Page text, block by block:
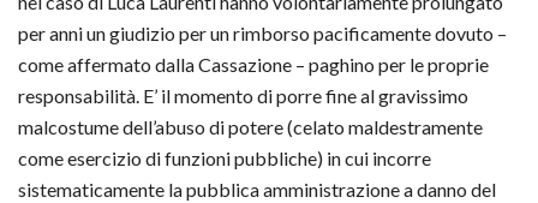
per anni un giudizio per un rimborso pacificamente dovuto –
come affermato dalla Cassazione – paghino per le proprie
responsabilità. E’ il momento di porre fine al gravissimo
malcostume dell’abuso di potere (celato maldestramente
come esercizio di funzioni pubbliche) in cui incorre
sistematicamente la pubblica amministrazione a danno del